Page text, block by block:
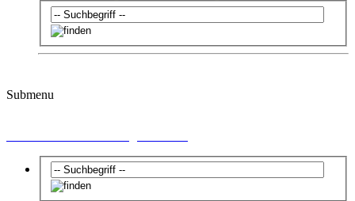
Submenu